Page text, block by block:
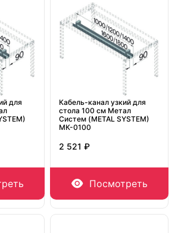
для
Кабель-канал узкий для
стола 100 см Метал
Систем (METAL SYSTEM)
МК-0100
2 521 ₽
Посмотреть